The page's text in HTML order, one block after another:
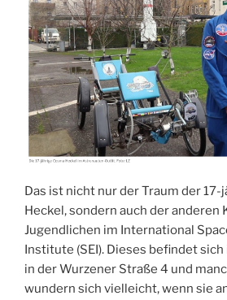
Das ist nicht nur der Traum der 17-
Heckel, sondern auch der anderen
Jugendlichen im International
Institute (SEI). Dieses befindet
in der Wurzener Straße 4 und
wundern sich vielleicht, wenn sie